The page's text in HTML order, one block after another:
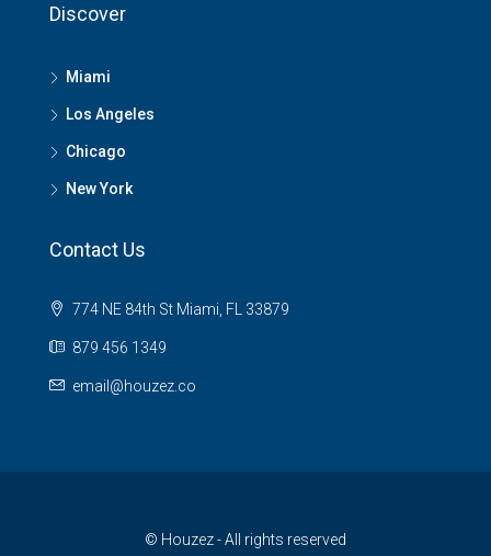
Discover
Miami
Los Angeles
Chicago
New York
Contact Us
774 NE 84th St Miami, FL 33879
879 456 1349
email@houzez.co
© Houzez - All rights reserved